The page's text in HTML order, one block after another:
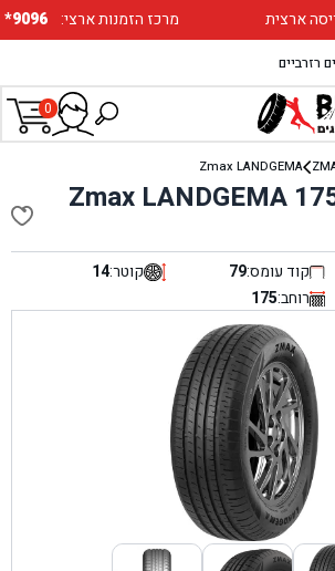
*9096 :מרכז הזמנות ארצי ארצית
רזרביים
0
Zmax LANDGEMA
Zmax LANDGEMA
קוד עומס:79 קוטר:14
רוחב:175